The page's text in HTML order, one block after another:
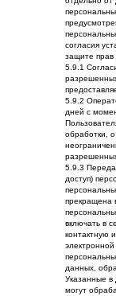
согласия
защите прав
5.9.1
5.9.2
дней с
обработки,
5.9.3
доступ)
прекращена
включать в
контактную
данных,
Указанные
могут